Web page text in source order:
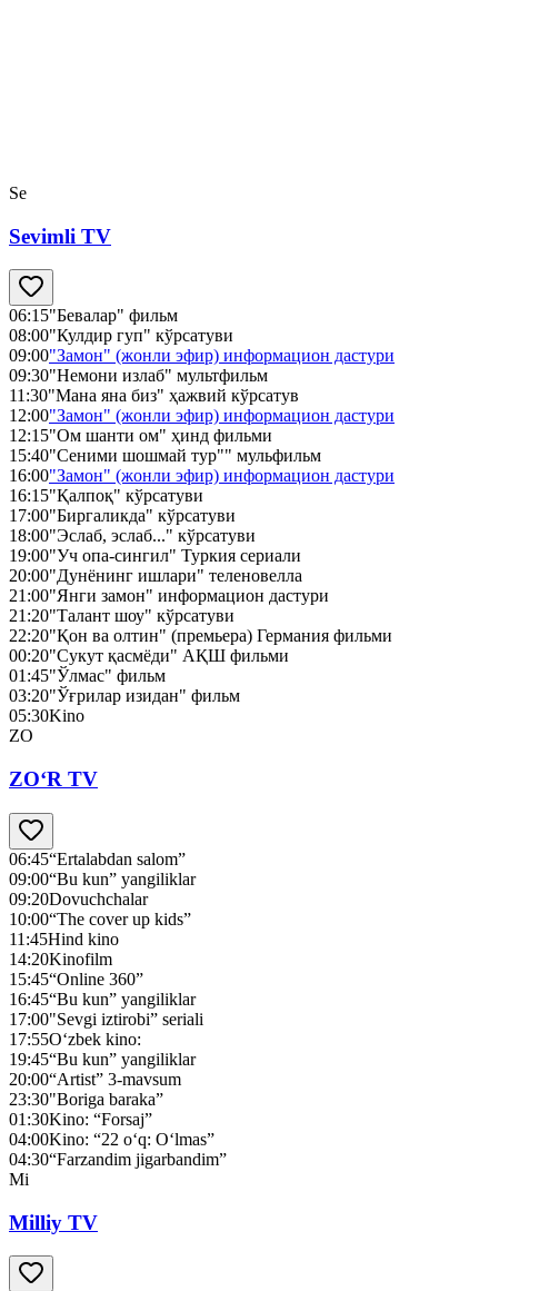
Se
Sevimli TV
06:15"Бевалар" фильм
08:00"Кулдир гуп" кўрсатуви
09:00"Замон" (жонли эфир) информацион дастури
09:30"Немони излаб" мультфильм
11:30"Мана яна биз" ҳажвий кўрсатув
12:00"Замон" (жонли эфир) информацион дастури
12:15"Ом шанти ом" ҳинд фильми
15:40"Сеними шошмай тур"" мульфильм
16:00"Замон" (жонли эфир) информацион дастури
16:15"Қалпоқ" кўрсатуви
17:00"Биргаликда" кўрсатуви
18:00"Эслаб, эслаб..." кўрсатуви
19:00"Уч опа-сингил" Туркия сериали
20:00"Дунёнинг ишлари" теленовелла
21:00"Янги замон" информацион дастури
21:20"Талант шоу" кўрсатуви
22:20"Қон ва олтин" (премьера) Германия фильми
00:20"Сукут қасмёди" АҚШ фильми
01:45"Ўлмас" фильм
03:20"Ўғрилар изидан" фильм
05:30Kino
ZO
ZO‘R TV
06:45“Ertalabdan salom”
09:00“Bu kun” yangiliklar
09:20Dovuchchalar
10:00“The cover up kids”
11:45Hind kino
14:20Kinofilm
15:45“Online 360”
16:45“Bu kun” yangiliklar
17:00"Sevgi iztirobi” seriali
17:55O‘zbek kino:
19:45“Bu kun” yangiliklar
20:00“Artist” 3-mavsum
23:30"Boriga baraka”
01:30Kino: “Forsaj”
04:00Kino: “22 o‘q: O‘lmas”
04:30“Farzandim jigarbandim”
Mi
Milliy TV